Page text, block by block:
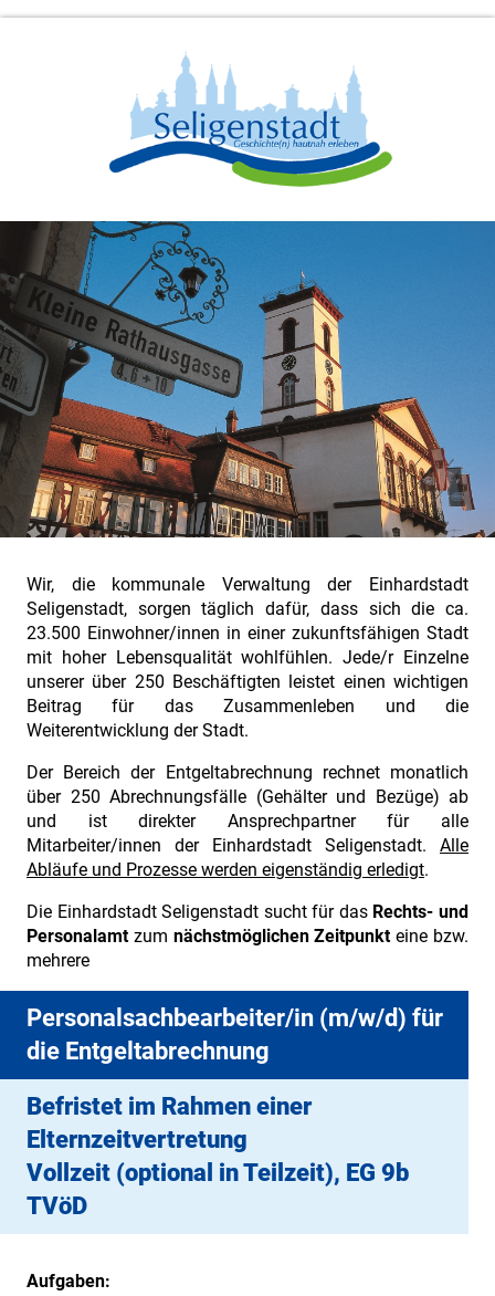
Wir, die kommunale Verwaltung der Einhardstadt
Seligenstadt, sorgen täglich dafür, dass sich die ca.
23.500 Einwohner/innen in einer zukunftsfähigen Stadt
mit hoher Lebensqualität wohlfühlen. Jede/r Einzelne
unserer über 250 Beschäftigten leistet einen wichtigen
Beitrag für das Zusammenleben und die
Weiterentwicklung der Stadt.
Der Bereich der Entgeltabrechnung rechnet monatlich
über 250 Abrechnungsfälle (Gehälter und Bezüge) ab
und ist direkter Ansprechpartner für alle
Mitarbeiter/innen der Einhardstadt Seligenstadt. Alle
Abläufe und Prozesse werden eigenständig erledigt.
Die Einhardstadt Seligenstadt sucht für das Rechts- und
Personalamtzum nächstmöglichen Zeitpunkteine bzw.
mehrere
Personalsachbearbeiter/in (m/w/d) für
die Entgeltabrechnung
Befristet im Rahmen einer
Elternzeitvertretung
Vollzeit (optional in Teilzeit), EG 9b
TVöD
Aufgaben: